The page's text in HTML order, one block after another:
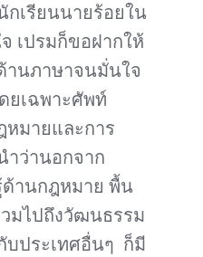
เรียนนายร้อยใน
เปรมก็ขอฝากให้
านภาษาจนมั่นใจ
ยเฉพาะศัพท์
หมายและการ
ว่านอกจาก
ด้านกฎหมาย พื้น
มไปถึงวัฒนธรรม
บประเทศอื่นๆ ก็มี